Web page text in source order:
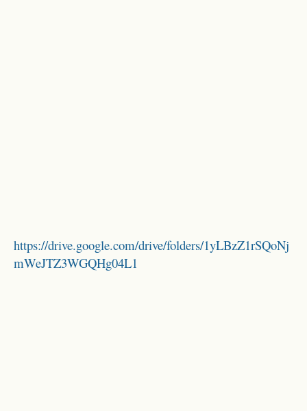
https://drive.google.com/drive/folders/1yLBzZ1rSQoNj
mWeJTZ3WGQHg04L1